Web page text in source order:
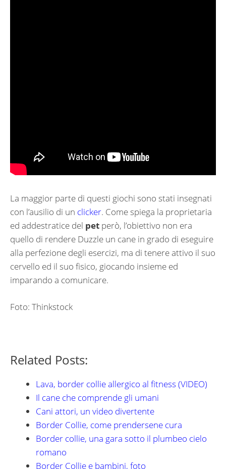
La maggior parte di questi giochi sono stati insegnati
con l’ausilio di un clicker. Come spiega la proprietaria
ed addestratice del pet però, l’obiettivo non era
quello di rendere Duzzle un cane in grado di eseguire
alla perfezione degli esercizi, ma di tenere attivo il suo
cervello ed il suo fisico, giocando insieme ed
imparando a comunicare.
Foto: Thinkstock
Related Posts:
Lava, border collie allergico al fitness (VIDEO)
Il cane che comprende gli umani
Cani attori, un video divertente
Border Collie, come prendersene cura
Border collie, una gara sotto il plumbeo cielo
romano
Border Collie e bambini, foto